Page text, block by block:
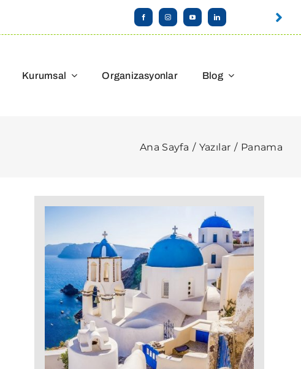
Kurumsal Organizasyonlar Blog
Ana Sayfa Yazılar Panama